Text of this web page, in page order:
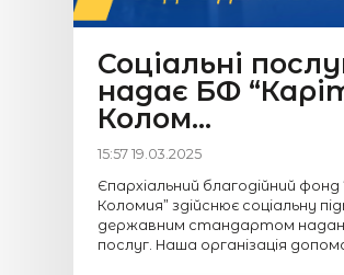
Соціальні
надає БФ
Колом...
15:57 19.03.2025
Єпархіальний благодійний фонд
Коломия” здійснює соціальну
державним стандартом
послуг. Наша організація